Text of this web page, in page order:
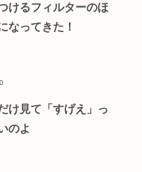
けるフィルターのほ
なってきた！
け見て「すげえ」っ
のよ